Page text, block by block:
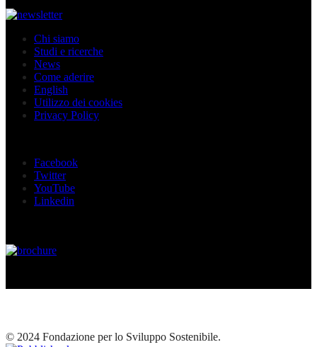
Chi siamo
Studi e ricerche
News
Come aderire
English
Utilizzo dei cookies
Privacy Policy
Facebook
Twitter
YouTube
Linkedin
© 2024 Fondazione per lo Sviluppo Sostenibile.